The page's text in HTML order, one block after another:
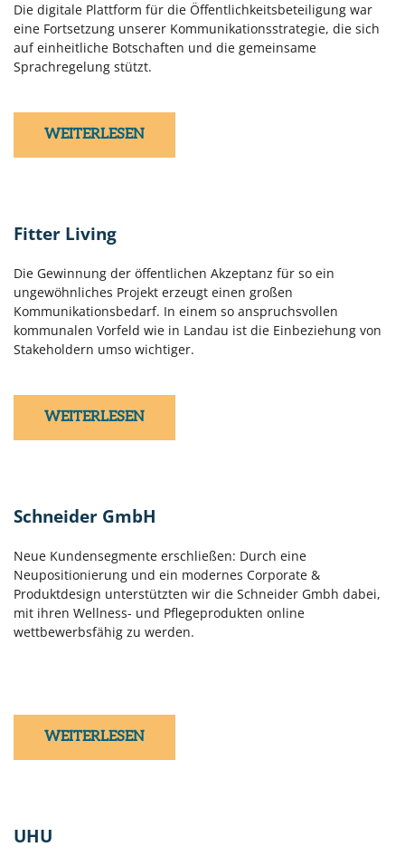
Die digitale Plattform für die Öffentlichkeitsbeteiligung war
eine Fortsetzung unserer Kommunikationsstrategie, die sich
auf einheitliche Botschaften und die gemeinsame
Sprachregelung stützt.
WEITERLESEN
Fitter Living
Die Gewinnung der öffentlichen Akzeptanz für so ein
ungewöhnliches Projekt erzeugt einen großen
Kommunikationsbedarf. In einem so anspruchsvollen
kommunalen Vorfeld wie in Landau ist die Einbeziehung von
Stakeholdern umso wichtiger.
WEITERLESEN
Schneider GmbH
Neue Kundensegmente erschließen: Durch eine
Neupositionierung und ein modernes Corporate &
Produktdesign unterstützten wir die Schneider Gmbh dabei,
mit ihren Wellness- und Pflegeprodukten online
wettbewerbsfähig zu werden.
WEITERLESEN
UHU